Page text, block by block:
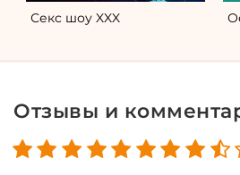
Секс шоу XXX
Отзывы и